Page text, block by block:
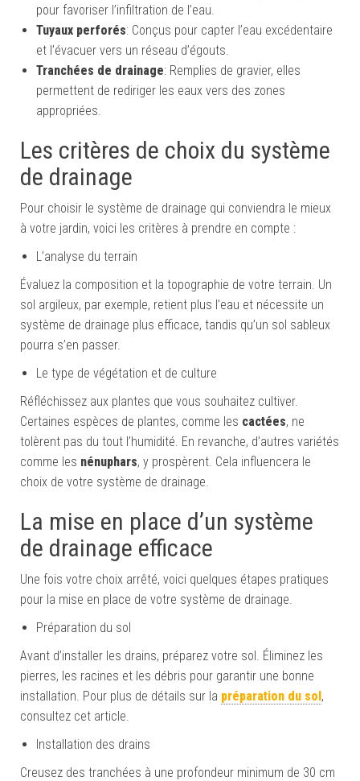
pour favoriser l’infiltration de l’eau.
Tuyaux perforés: Conçus pour capter l’eau excédentaire
et l’évacuer vers un réseau d’égouts.
Tranchées de drainage: Remplies de gravier, elles
permettent de rediriger les eaux vers des zones
appropriées.
Les critères de choix du système
de drainage
Pour choisir le système de drainage qui conviendra le mieux
à votre jardin, voici les critères à prendre en compte :
L’analyse du terrain
Évaluez la composition et la topographie de votre terrain. Un
sol argileux, par exemple, retient plus l’eau et nécessite un
système de drainage plus efficace, tandis qu’un sol sableux
pourra s’en passer.
Le type de végétation et de culture
Réfléchissez aux plantes que vous souhaitez cultiver.
Certaines espèces de plantes, comme les cactées, ne
tolèrent pas du tout l’humidité. En revanche, d’autres variétés
comme les nénuphars, y prospèrent. Cela influencera le
choix de votre système de drainage.
La mise en place d’un système
de drainage efficace
Une fois votre choix arrêté, voici quelques étapes pratiques
pour la mise en place de votre système de drainage.
Préparation du sol
Avant d’installer les drains, préparez votre sol. Éliminez les
pierres, les racines et les débris pour garantir une bonne
installation. Pour plus de détails sur la préparation du sol,
consultez cet article.
Installation des drains
Creusez des tranchées à une profondeur minimum de 30 cm